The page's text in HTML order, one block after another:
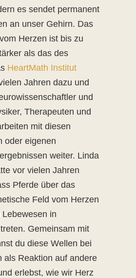
es sendet permanent
an unser Gehirn. Das
Herzen ist bis zu
als das des
HeartMath Institut
Jahren dazu und
und
Therapeuten und
mit diesen
oder eigenen
weiter. Linda
vor vielen Jahren
Pferde über das
Feld vom Herzen
in
Gemeinsam mit
du diese Wellen bei
als Reaktion auf andere
erlebst, wie wir Herz